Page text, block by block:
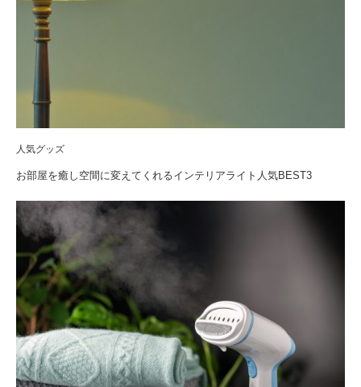
人気グッズ
お部屋を癒し空間に変えてくれるインテリアライト人気BEST3